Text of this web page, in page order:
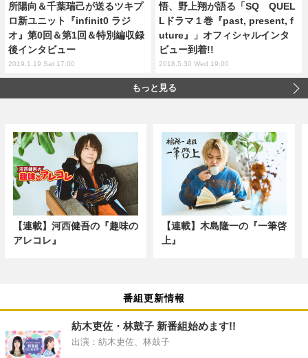
所陽向＆千葉瑞己が送るツキプ
ロ新ユニット『infinit0 ラジ
オ』第0回＆第1回＆特別編収録
後インタビュー
2019.1.19 Sat 17:00
悟、野上翔が語る「SQ QUEL
Lドラマ１巻『past, present, f
uture』」オフィシャルインタ
ビュー到着!!
2018.5.30 Wed 19:00
もっと見る
【連載】河西健吾の『趣味の
アレコレ』
【連載】木島隆一の『一筆啓
上』
番組更新情報
紡木吏佐・林鼓子 新番組始めます!!
出演：紡木吏佐、林鼓子